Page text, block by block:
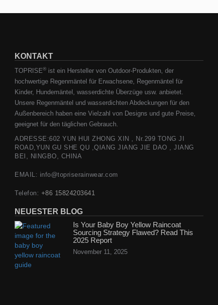
KONTAKT
TOPRISE® ist ein Hersteller von Outdoor-Produkten, der
hochwertige Regenmäntel für Erwachsene, Regenmäntel für
Kinder, Hundemäntel, wasserdichte Überzüge usw. anbietet.
Unsere Regenmäntel und wasserdichten Abdeckungen für den
Außenbereich haben eine Vielzahl von Designs und gute Preise,
geeignet für den täglichen Gebrauch.
ADRESSE:602 YUN HUI ZHONG XIN , Nr.299 TONG JI
ROAD,YUN GU SHE QU ,QIANG JIANG JIE DAO , JIANG
BEI, NINGBO, CHINA
EMAIL: info@topriserainwear.com
Telefon: +86 15824203641
NEUESTER BLOG
Is Your Baby Boy Yellow Raincoat
Sourcing Strategy Flawed? Read This
2025 Report
November 11, 2025